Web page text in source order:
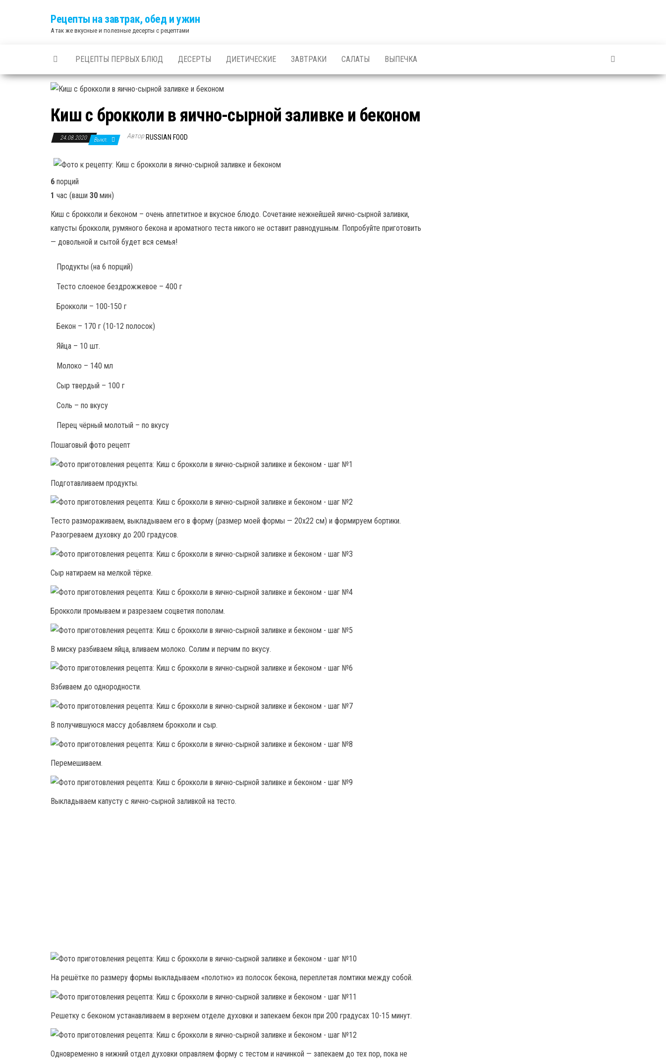
Рецепты на завтрак, обед и ужин
А так же вкусные и полезные десерты с рецептами
РЕЦЕПТЫ ПЕРВЫХ БЛЮД ДЕСЕРТЫ ДИЕТИЧЕСКИЕ ЗАВТРАКИ САЛАТЫ ВЫПЕЧКА
Киш с брокколи в яично-сырной заливке и беконом
24.08.2020 Выкл. Автор RUSSIAN FOOD
6 порций
1 час (ваши 30 мин)
Киш с брокколи и беконом – очень аппетитное и вкусное блюдо. Сочетание нежнейшей яично-сырной заливки,
капусты брокколи, румяного бекона и ароматного теста никого не оставит равнодушным. Попробуйте приготовить
— довольной и сытой будет вся семья!
Продукты (на 6 порций)
Тесто слоеное бездрожжевое – 400 г
Брокколи – 100-150 г
Бекон – 170 г (10-12 полосок)
Яйца – 10 шт.
Молоко – 140 мл
Сыр твердый – 100 г
Соль – по вкусу
Перец чёрный молотый – по вкусу
Пошаговый фото рецепт
Подготавливаем продукты.
Тесто размораживаем, выкладываем его в форму (размер моей формы — 20х22 см) и формируем бортики.
Разогреваем духовку до 200 градусов.
Сыр натираем на мелкой тёрке.
Брокколи промываем и разрезаем соцветия пополам.
В миску разбиваем яйца, вливаем молоко. Солим и перчим по вкусу.
Взбиваем до однородности.
В получившуюся массу добавляем брокколи и сыр.
Перемешиваем.
Выкладываем капусту с яично-сырной заливкой на тесто.
На решётке по размеру формы выкладываем «полотно» из полосок бекона, переплетая ломтики между собой.
Решетку с беконом устанавливаем в верхнем отделе духовки и запекаем бекон при 200 градусах 10-15 минут.
Одновременно в нижний отдел духовки оправляем форму с тестом и начинкой — запекаем до тех пор, пока не